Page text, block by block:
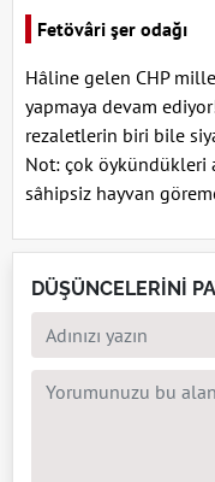
Fetövâri şer odağı
Hâline gelen CHP
yapmaya devam
rezaletlerin biri bile
Not: çok öykündükleri
sâhipsiz hayvan
DÜŞÜNCELERİNİ